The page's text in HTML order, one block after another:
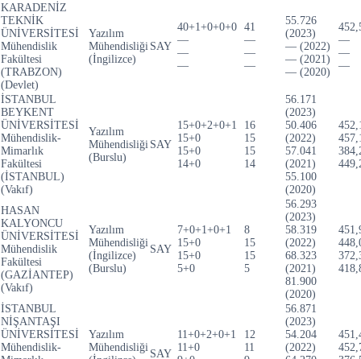
KARADENİZ
TEKNİK
ÜNİVERSİTESİ
Mühendislik
Fakültesi
(TRABZON)
(Devlet)
Yazılım
Mühendisliği
(İngilizce)
SAY
40+1+0+0+0
—
—
—
41
—
—
—
55.726
(2023)
— (2022)
— (2021)
— (2020)
—
—
—
İSTANBUL
BEYKENT
ÜNİVERSİTESİ
Mühendislik-
Mimarlık
Fakültesi
(İSTANBUL)
(Vakıf)
Yazılım
Mühendisliği
(Burslu)
SAY
15+0+2+0+1
15+0
15+0
14+0
16
15
15
14
56.171
(2023)
50.406
(2022)
57.041
(2021)
55.100
(2020)
HASAN
KALYONCU
ÜNİVERSİTESİ
Mühendislik
Fakültesi
(GAZİANTEP)
(Vakıf)
Yazılım
Mühendisliği
(İngilizce)
(Burslu)
SAY
7+0+1+0+1
15+0
15+0
5+0
8
15
15
5
56.293
(2023)
58.319
(2022)
68.323
(2021)
81.900
(2020)
İSTANBUL
NİŞANTAŞI
ÜNİVERSİTESİ
Mühendislik-
Yazılım
Mühendisliği
SAY
11+0+2+0+1
11+0
12
11
56.871
(2023)
54.204
(2022)